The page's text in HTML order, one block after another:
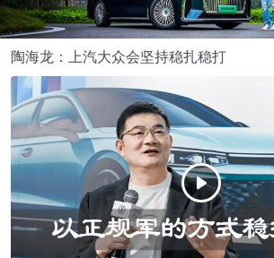
陶海龙：上汽大众会坚持稳扎稳打
f